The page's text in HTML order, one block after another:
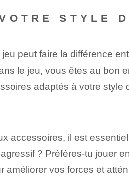
STYLE
peut faire la différence
le jeu, vous êtes au bon
adaptés à votre style
accessoires, il est
? Préfères-tu jouer
vos forces et